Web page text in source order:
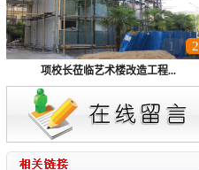
1 2
项校长莅临艺术楼改造工程...